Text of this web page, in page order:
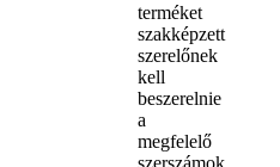
terméket
szakképzett
szerelőnek
kell
beszerelnie
a
megfelelő
szerszámok